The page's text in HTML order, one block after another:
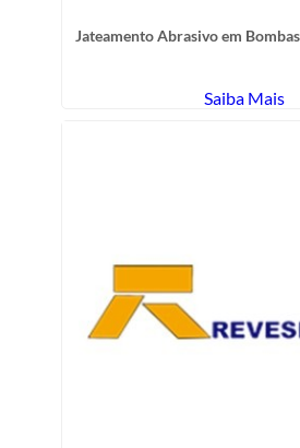
Jateamento Abrasivo em
Saiba Mais